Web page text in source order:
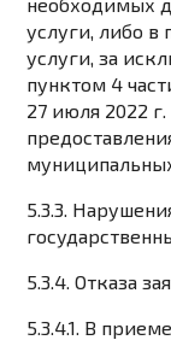
услуги, либо в
услуги, за
пунктом 4
27 июля 2022
5.3.3.
5.3.4. Отказа
5.3.4.1. В